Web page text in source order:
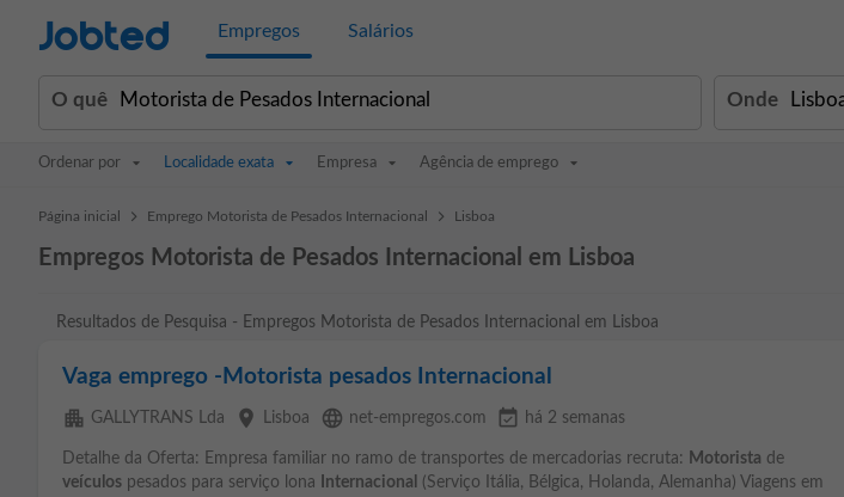
Jobted Empregos Salários
O quê Onde
Ordenar por Localidade exata Empresa Agência de emprego
Página inicial > Emprego Motorista de Pesados Internacional > Lisboa
Empregos Motorista de Pesados Internacional em Lisboa
Resultados de Pesquisa - Empregos Motorista de Pesados Internacional em Lisboa
Vaga emprego -Motorista pesados Internacional
apartment GALLYTRANS Lda place Lisboa language net-empregos.com event_available há 2 semanas
Detalhe da Oferta: Empresa familiar no ramo de transportes de mercadorias recruta: Motorista de
veículos pesados para serviço lona Internacional
(Serviço Itália, Bélgica, Holanda, Alemanha) Viagens em